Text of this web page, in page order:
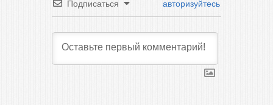
Подписаться авторизуйтесь